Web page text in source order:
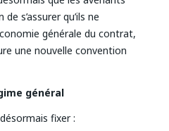
s’assurer qu’ils ne
générale du contrat,
une nouvelle convention
général
fixer :